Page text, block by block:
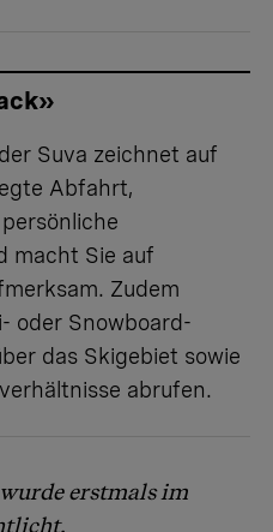
Suva zeichnet auf
Abfahrt,
macht Sie auf
Zudem
oder Snowboard-
das Skigebiet sowie
abrufen.
erstmals im